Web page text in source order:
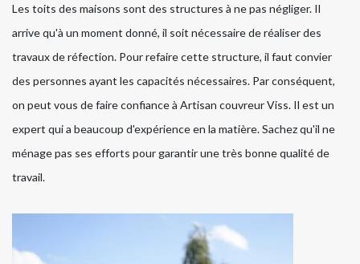
Les toits des maisons sont des structures à ne pas négliger. Il
arrive qu'à un moment donné, il soit nécessaire de réaliser des
travaux de réfection. Pour refaire cette structure, il faut convier
des personnes ayant les capacités nécessaires. Par conséquent,
on peut vous de faire confiance à Artisan couvreur Viss. Il est un
expert qui a beaucoup d'expérience en la matière. Sachez qu'il ne
ménage pas ses efforts pour garantir une très bonne qualité de
travail.